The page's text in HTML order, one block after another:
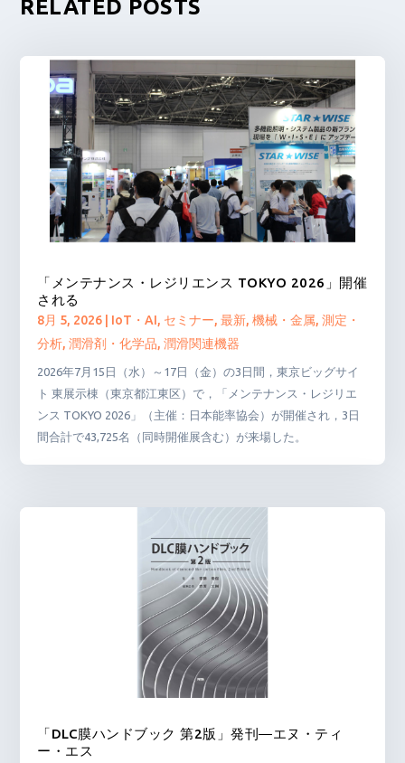
RELATED POSTS
「メンテナンス・レジリエンス TOKYO 2026」開催
される
8月 5, 2026 IoT・AI, セミナー,最新,機械・金属,測定・
分析,潤滑剤・化学品,潤滑関連機器
2026年7月15日（水）～17日（金）の3日間，東京ビッグサイ
ト 東展示棟（東京都江東区）で，「メンテナンス・レジリエ
ンス TOKYO 2026」（主催：日本能率協会）が開催され，3日
間合計で43,725名（同時開催展含む）が来場した。
「DLC膜ハンドブック 第2版」発刊―エヌ・ティ
ー・エス